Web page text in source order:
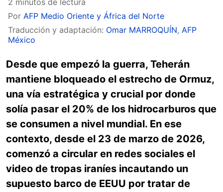
2 minutos de lectura
Por AFP Medio Oriente y África del Norte
Traducción y adaptación: Omar MARROQUÍN, AFP
México
Desde que empezó la guerra, Teherán
mantiene bloqueado el estrecho de Ormuz,
una vía estratégica y crucial por donde
solía pasar el 20% de los hidrocarburos que
se consumen a nivel mundial. En ese
contexto, desde el 23 de marzo de 2026,
comenzó a circular en redes sociales el
video de tropas iraníes incautando un
supuesto barco de EEUU por tratar de